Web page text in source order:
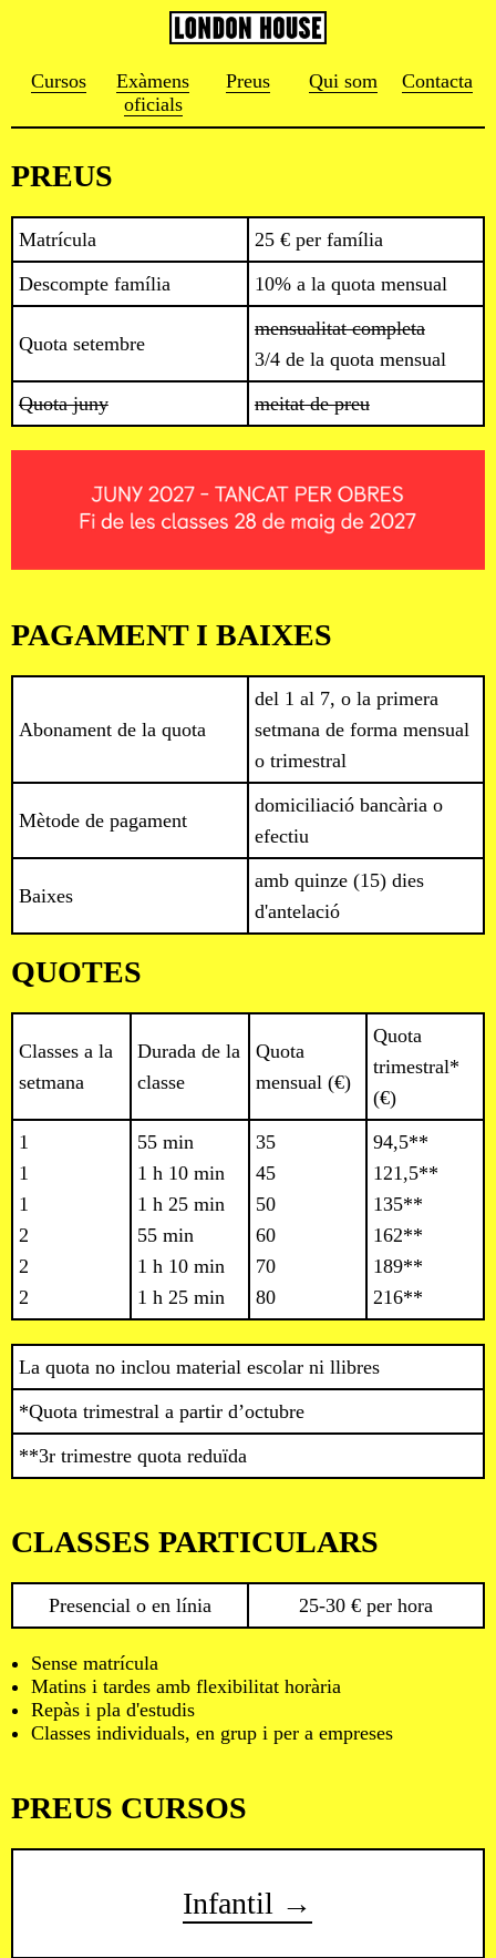
Cursos
Exàmens
oficials
Preus Qui som Contacta
PREUS
Matrícula
25 € per família
Descompte família
10% a la quota mensual
Quota setembre
mensualitat completa
3/4 de la quota mensual
Quota juny
meitat de preu
PAGAMENT I BAIXES
Abonament de la quota
del 1 al 7, o la primera
setmana de forma mensual
o trimestral
Mètode de pagament
domiciliació bancària o
efectiu
Baixes
amb quinze (15) dies
d'antelació
QUOTES
Classes a la
setmana
Durada de la
classe
Quota
mensual (€)
Quota
trimestral*
(€)
1
1
1
2
2
2
55 min
1 h 10 min
1 h 25 min
55 min
1 h 10 min
1 h 25 min
35
45
50
60
70
80
94,5**
121,5**
135**
162**
189**
216**
La quota no inclou material escolar ni llibres
*Quota trimestral a partir d’octubre
**3r trimestre quota reduïda
CLASSES PARTICULARS
Presencial o en línia 25-30 € per hora
Sense matrícula
Matins i tardes amb flexibilitat horària
Repàs i pla d'estudis
Classes individuals, en grup i per a empreses
PREUS CURSOS
Infantil →